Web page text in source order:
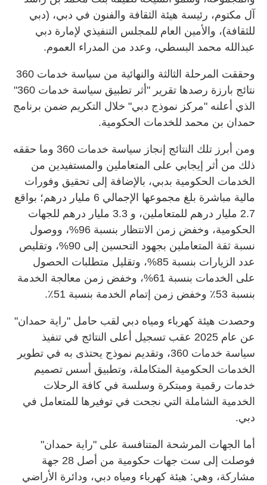
آل مكتوم، رئيسة هيئة الثقافة والفنون في دبي، (دبي
للثقافة)، والأمين العام للمجلس التنفيذي لإمارة دبي
عبدالله محمد البسطي، وعدد من المدراء العموم.
وحققت المرحلة الثالثة والنهائية من سياسة خدمات 360
نتائج بارزة رصدها تقرير "أثر تطبيق سياسة خدمات 360"
الذي أعلنه "مركز نموذج دبي" خلال التكريم ضمن برنامج
حمدان بن محمد للخدمات الحكومية.
ومن أبرز تلك النتائج إنجاز سياسة خدمات 360 وما حققه
ذلك من أثر إيجابي على المتعاملين والمستفيدين من
الخدمات الحكومية بدبي، بالإضافة إلى تحقيق وفورات
مالية مباشرة بلغ مجموعها الإجمالي 6 مليار درهم؛ بواقع
2.7 مليار درهم للمتعاملين، و 3.3 مليار درهم للجهات
الحكومية، وخفض زمن الانتظار بنسبة 96%، ووصول
نسبة ثقة المتعاملين بجهود التحسين إلى 90%، وتقليص
عدد الزيارات بنسبة 85%، وتقليل متطلبات الحصول
على الخدمات بنسبة 61%، وخفض زمن معالجة الخدمة
بنسبة 53٪ وخفض زمن إتمام الخدمة بنسبة 51٪.
وحصدت هيئة كهرباء ومياه دبي لقب حامل "راية حمدان"
عن عام 2025 عقب تسجيل أعلى النتائج في تنفيذ
سياسة خدمات 360، وتقديم نموذج يحتذى به في تطوير
الخدمات الحكومية المتكاملة، وتطبيق أسس تصميم
خدمات رقمية ومبتكرة وسلسة في كافة الرحلات
الخدمية الشاملة التي نجحت في توفيرها للمتعامل في
دبي.
أما الجهات المرشحة المتنافسة على "راية حمدان"
فوصلت إلى ست جهات حكومية من أصل 28 جهة
مشاركة، وهي: هيئة كهرباء ومياه دبي، ودائرة الأراضي